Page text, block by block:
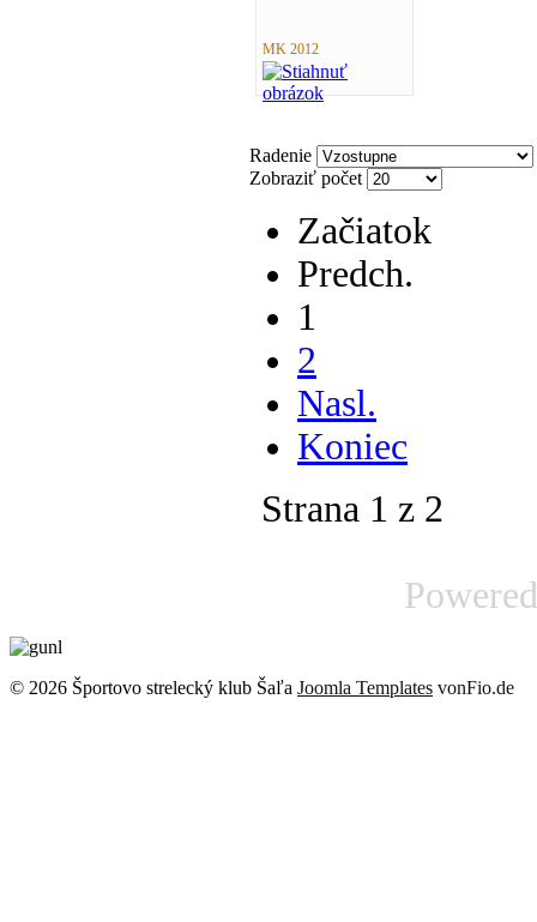
MK 2012
Radenie
Zobraziť počet
Začiatok
Predch.
1
2
Nasl.
Koniec
Strana 1 z 2
© 2026 Športovo strelecký klub Šaľa Joomla Templates vonFio.de